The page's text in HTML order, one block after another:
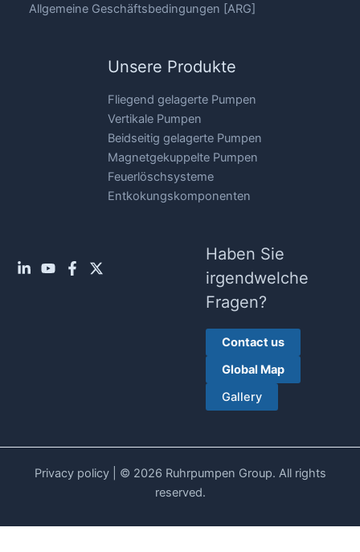
Allgemeine Geschäftsbedingungen [ARG]
Unsere Produkte
Fliegend gelagerte Pumpen
Vertikale Pumpen
Beidseitig gelagerte Pumpen
Magnetgekuppelte Pumpen
Feuerlöschsysteme
Entkokungskomponenten
Haben Sie
irgendwelche
Fragen?
Contact us
Global Map
Gallery
Privacy policy| © 2026 Ruhrpumpen Group. All rights
reserved.